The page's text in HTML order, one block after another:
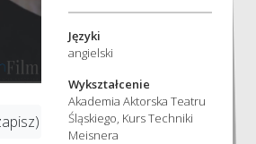
Języki
angielski
Wykształcenie
Akademia Aktorska Teatru
Śląskiego, Kurs Techniki
Meisnera